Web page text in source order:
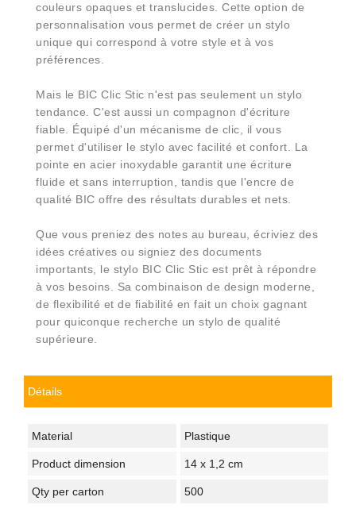
couleurs opaques et translucides. Cette option de
personnalisation vous permet de créer un stylo
unique qui correspond à votre style et à vos
préférences.
Mais le BIC Clic Stic n'est pas seulement un stylo
tendance. C'est aussi un compagnon d'écriture
fiable. Équipé d'un mécanisme de clic, il vous
permet d'utiliser le stylo avec facilité et confort. La
pointe en acier inoxydable garantit une écriture
fluide et sans interruption, tandis que l'encre de
qualité BIC offre des résultats durables et nets.
Que vous preniez des notes au bureau, écriviez des
idées créatives ou signiez des documents
importants, le stylo BIC Clic Stic est prêt à répondre
à vos besoins. Sa combinaison de design moderne,
de flexibilité et de fiabilité en fait un choix gagnant
pour quiconque recherche un stylo de qualité
supérieure.
Détails
Material Plastique
Product dimension 14 x 1,2 cm
Qty per carton 500